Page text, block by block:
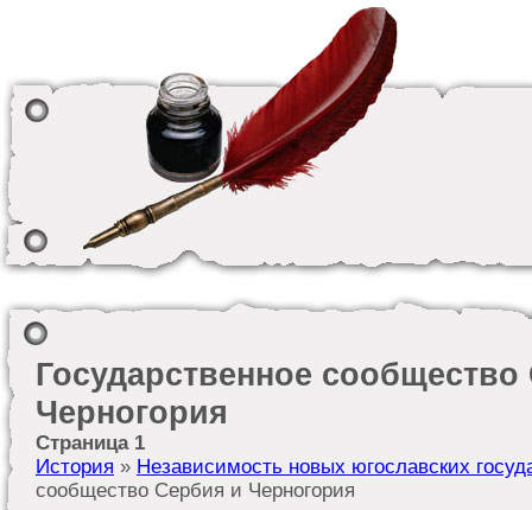
Государственное
Черногория
Страница 1
История » Независимость новых югославских
сообщество Сербия и Черногория